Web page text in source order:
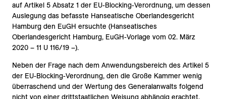
auf Artikel 5 Absatz 1 der EU-Blocking-Verordnung, um dessen
Auslegung das befasste Hanseatische Oberlandesgericht
Hamburg den EuGH ersuchte (Hanseatisches
Oberlandesgericht Hamburg, EuGH-Vorlage vom 02. März
2020 – 11 U 116/19 –).
Neben der Frage nach dem Anwendungsbereich des Artikel 5
der EU-Blocking-Verordnung, den die Große Kammer wenig
überraschend und der Wertung des Generalanwalts folgend
nicht von einer drittstaatlichen Weisung abhängig erachtet,